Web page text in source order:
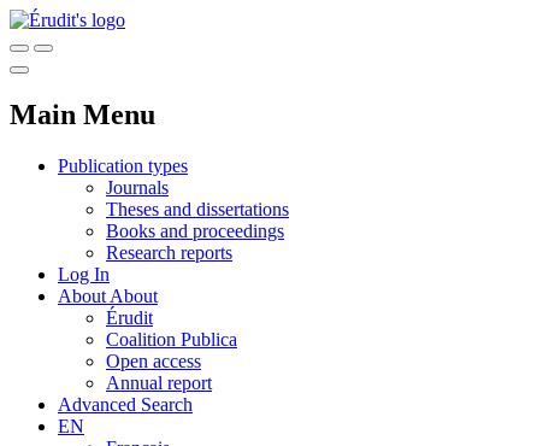
Main Menu
Publication types
Journals
Theses and dissertations
Books and proceedings
Research reports
Log In
About About
Érudit
Coalition Publica
Open access
Annual report
Advanced Search
EN